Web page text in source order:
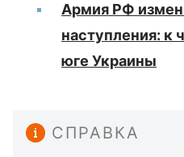
Армия РФ
наступления: к
юге Украины
СПРАВКА